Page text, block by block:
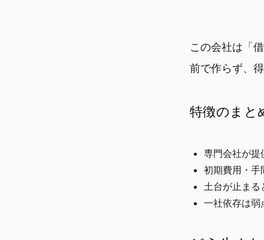
この会社は「
前で作らず、
特徴のまと
専門会社が提
初期費用・手
土台が止ま
一社依存は弱